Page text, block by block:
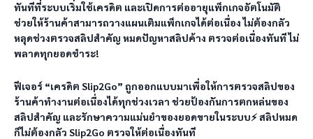
ทันทีที่ระบบเริ่มใช้เครดิต และเปิดการต่ออายุแพ็กเกจอัตโนมัติ
ช่วยให้ร้านค้าสามารถวางแผนเติมแพ็กเกจได้ต่อเนื่อง ไม่ต้องกลัว
หลุดช่วงตรวจสลิปสำคัญ หมดปัญหาสลิปค้าง ตรวจต่อเนื่องทันที ไม่
พลาดทุกยอดชำระ!
ฟีเจอร์ “เครดิต Slip2Go” ถูกออกแบบมาเพื่อให้การตรวจสลิปของ
ร้านค้าทำงานต่อเนื่องได้ทุกช่วงเวลา ช่วยป้องกันการตกหล่นของ
สลิปสำคัญ และรักษาความแม่นยำของยอดขายในระบบ⚡ สลิปหมด
ก็ไม่ต้องกลัว Slip2Go ตรวจให้ต่อเนื่องทันที